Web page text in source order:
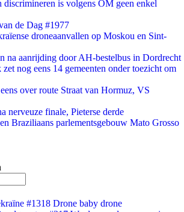
discrimineren is volgens OM geen enkel
de Dag #1977
droneaanvallen op Moskou en Sint-
na aanrijding door AH-bestelbus in Dordrecht
nog eens 14 gemeenten onder toezicht om
over route Straat van Hormuz, VS
nerveuze finale, Pieterse derde
Braziliaans parlementsgebouw Mato Grosso
#1318 Drone baby drone